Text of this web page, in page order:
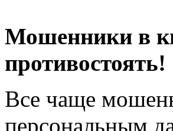
Мошенники в
противостоять!
Все чаще
персональным